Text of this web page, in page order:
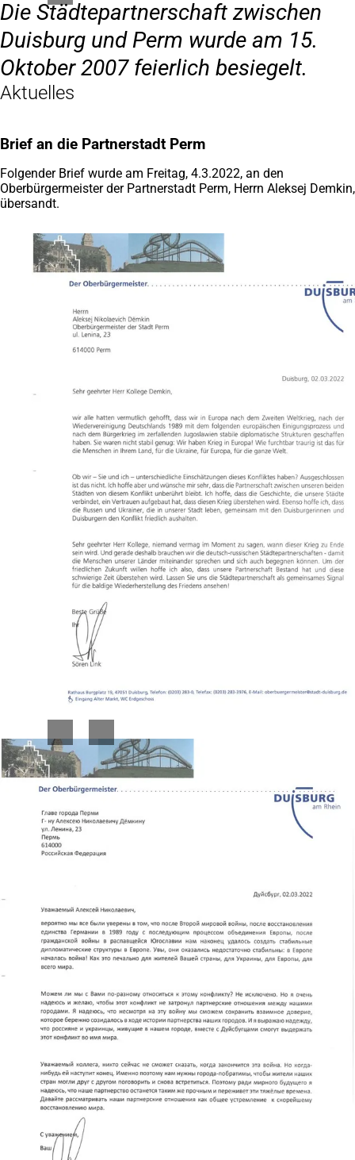
Die Städtepartnerschaft zwischen
Duisburg und Perm wurde am 15.
Oktober 2007 feierlich besiegelt.
Aktuelles
Brief an die Partnerstadt Perm
Folgender Brief wurde am Freitag, 4.3.2022, an den
Oberbürgermeister der Partnerstadt Perm, Herrn Aleksej Demkin,
übersandt.